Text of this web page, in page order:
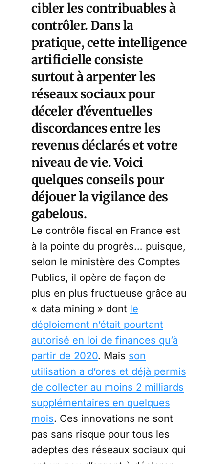
cibler les contribuables à
contrôler. Dans la
pratique, cette intelligence
artificielle consiste
surtout à arpenter les
réseaux sociaux pour
déceler d’éventuelles
discordances entre les
revenus déclarés et votre
niveau de vie. Voici
quelques conseils pour
déjouer la vigilance des
gabelous.
Le contrôle fiscal en France est
à la pointe du progrès… puisque,
selon le ministère des Comptes
Publics, il opère de façon de
plus en plus fructueuse grâce au
« data mining » dont le
déploiement n’était pourtant
autorisé en loi de finances qu’à
partir de 2020. Mais son
utilisation a d’ores et déjà permis
de collecter au moins 2 milliards
supplémentaires en quelques
mois. Ces innovations ne sont
pas sans risque pour tous les
adeptes des réseaux sociaux qui